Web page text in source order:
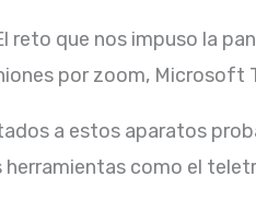
que nos impuso la
por zoom, Microsoft
a estos aparatos
como el